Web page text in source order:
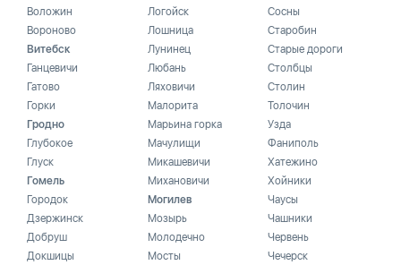
Воложин
Вороново
Витебск
Ганцевичи
Гатово
Горки
Гродно
Глубокое
Глуск
Гомель
Городок
Дзержинск
Добруш
Докшицы
Логойск
Лошница
Лунинец
Любань
Ляховичи
Малорита
Марьина горка
Мачулищи
Микашевичи
Михановичи
Могилев
Мозырь
Молодечно
Мосты
Сосны
Старобин
Старые дороги
Столбцы
Столин
Толочин
Узда
Фаниполь
Хатежино
Хойники
Чаусы
Чашники
Червень
Чечерск